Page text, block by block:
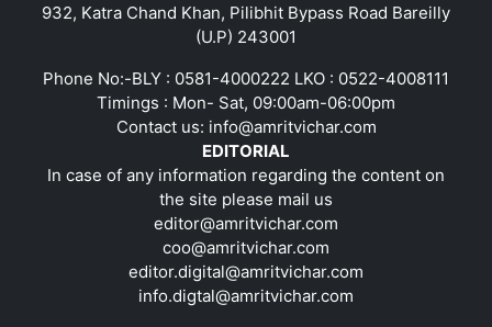
932, Katra Chand Khan, Pilibhit Bypass Road Bareilly
(U.P) 243001
Phone No:-BLY : 0581-4000222 LKO : 0522-4008111
Timings : Mon- Sat, 09:00am-06:00pm
Contact us: info@amritvichar.com
EDITORIAL
In case of any information regarding the content on
the site please mail us
editor@amritvichar.com
coo@amritvichar.com
editor.digital@amritvichar.com
info.digtal@amritvichar.com